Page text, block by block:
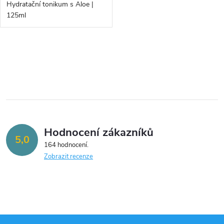
d
u
ů
d
t
ů
Hydratační tonikum s Aloe |
125ml
l
d
a
p
5,0 Hodnocení zákazníků
164 hodnocení
Zobrazit recenze